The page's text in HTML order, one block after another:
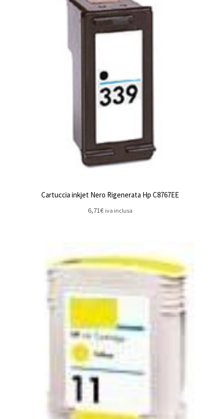
Cartuccia inkjet Nero Rigenerata Hp C8767EE
6,71€ iva inclusa